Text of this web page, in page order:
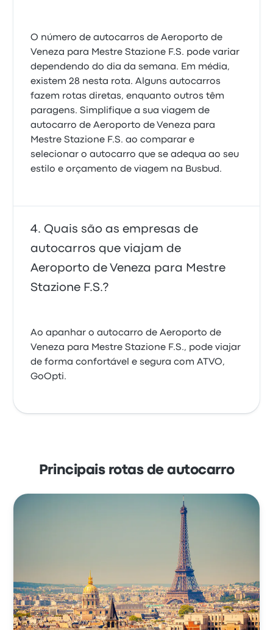
O número de autocarros de Aeroporto de
Veneza para Mestre Stazione F.S. pode variar
dependendo do dia da semana. Em média,
existem 28 nesta rota. Alguns autocarros
fazem rotas diretas, enquanto outros têm
paragens. Simplifique a sua viagem de
autocarro de Aeroporto de Veneza para
Mestre Stazione F.S. ao comparar e
selecionar o autocarro que se adequa ao seu
estilo e orçamento de viagem na Busbud.
Quais são as empresas de
autocarros que viajam de
Aeroporto de Veneza para Mestre
Stazione F.S.?
Ao apanhar o autocarro de Aeroporto de
Veneza para Mestre Stazione F.S., pode viajar
de forma confortável e segura com ATVO,
GoOpti.
Principais rotas de autocarro